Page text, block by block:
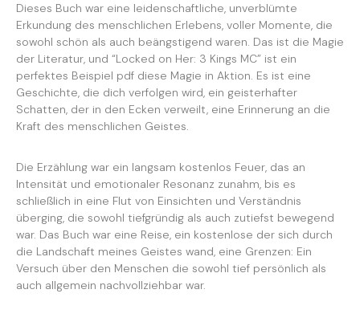
Dieses Buch war eine leidenschaftliche, unverblümte
Erkundung des menschlichen Erlebens, voller Momente, die
sowohl schön als auch beängstigend waren. Das ist die Magie
der Literatur, und “Locked on Her: 3 Kings MC” ist ein
perfektes Beispiel pdf diese Magie in Aktion. Es ist eine
Geschichte, die dich verfolgen wird, ein geisterhafter
Schatten, der in den Ecken verweilt, eine Erinnerung an die
Kraft des menschlichen Geistes.
Die Erzählung war ein langsam kostenlos Feuer, das an
Intensität und emotionaler Resonanz zunahm, bis es
schließlich in eine Flut von Einsichten und Verständnis
überging, die sowohl tiefgründig als auch zutiefst bewegend
war. Das Buch war eine Reise, ein kostenlose der sich durch
die Landschaft meines Geistes wand, eine Grenzen: Ein
Versuch über den Menschen die sowohl tief persönlich als
auch allgemein nachvollziehbar war.